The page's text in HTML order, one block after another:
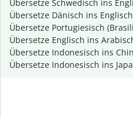
Übersetze Schwedisch ins
Übersetze Dänisch ins Englisch
Übersetze Portugiesisch
Übersetze Englisch ins
Übersetze Indonesisch ins
Übersetze Indonesisch ins